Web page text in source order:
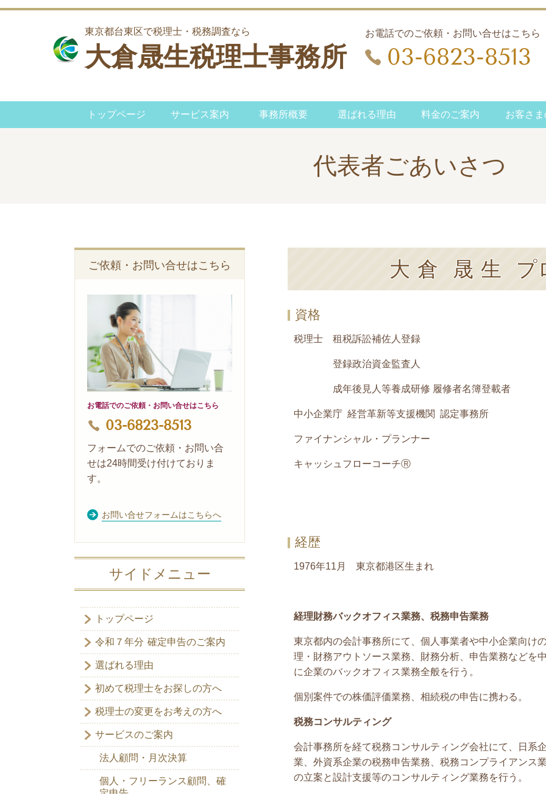
東京都台東区で税理士・税務調査なら
大倉晟生税理士事務所
お電話でのご依頼・お問い合せはこちら
03-6823-8513
トップページ サービス案内 事務所概要 選ばれる理由 料金のご案内 お客さ
代表者ごあいさつ
大 倉 晟 生 プ
資格
税理士 租税訴訟補佐人登録
登録政治資金監査人
成年後見人等養成研修 履修者名簿登載者
中小企業庁 経営革新等支援機関 認定事務所
ファイナンシャル・プランナー
キャッシュフローコーチⓇ
経歴
1976年11月 東京都港区生まれ
経理財務バックオフィス業務、税務申告業務
東京都内の会計事務所にて、個人事業者や中小企業向け
理・財務アウトソース業務、財務分析、申告業務などを
に企業のバックオフィス業務全般を行う。
個別案件での株価評価業務、相続税の申告に携わる。
税務コンサルティング
会計事務所を経て税務コンサルティング会社にて、日系
業、外資系企業の税務申告業務、税務コンプライアンス
の立案と設計支援等のコンサルティング業務を行う。
ご依頼・お問い合せはこちら
お電話でのご依頼・お問い合せはこちら
03-6823-8513
フォームでのご依頼・お問い合
せは24時間受け付けておりま
す。
お問い合せフォームはこちらへ
サイドメニュー
トップページ
令和７年分 確定申告のご案内
選ばれる理由
初めて税理士をお探しの方へ
税理士の変更をお考えの方へ
サービスのご案内
法人顧問・月次決算
個人・フリーランス顧問、確